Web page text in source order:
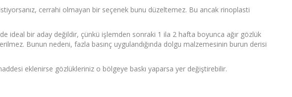
cerrahi olmayan bir seçenek bunu düzeltemez. Bu ancak rinoplasti
ideal bir aday değildir, çünkü işlemden sonraki 1 ila 2 hafta boyunca ağır gözlük
Bunun nedeni, fazla basınç uygulandığında dolgu malzemesinin burun derisi
eklenirse gözlükleriniz o bölgeye baskı yaparsa yer değiştirebilir.